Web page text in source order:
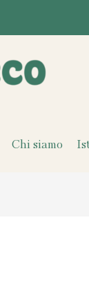
Chi siamo